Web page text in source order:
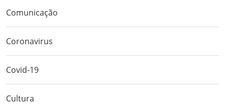
Comunicação
Coronavirus
Covid-19
Cultura